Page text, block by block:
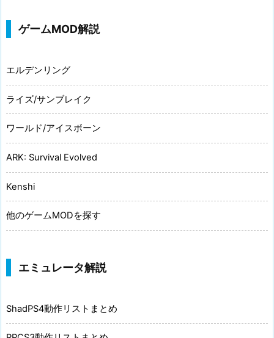
ゲームMOD解説
エルデンリング
ライズ/サンブレイク
ワールド/アイスボーン
ARK: Survival Evolved
Kenshi
他のゲームMODを探す
エミュレータ解説
ShadPS4動作リストまとめ